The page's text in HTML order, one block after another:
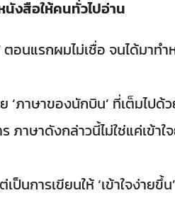
นังสือให้คนทั่วไปอ่าน
อนแรกผมไม่เชื่อ จนได้มาท
าษาของนักบิน’ ที่เต็มไปด้
าษาดังกล่าวนี้ไม่ใช่แค่เข้าใ
นการเขียนให้ ‘เข้าใจง่าย